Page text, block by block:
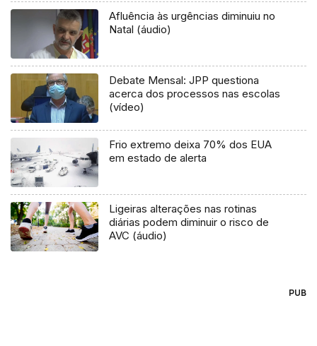
Afluência às urgências diminuiu no
Natal (áudio)
Debate Mensal: JPP questiona
acerca dos processos nas escolas
(vídeo)
Frio extremo deixa 70% dos EUA
em estado de alerta
Ligeiras alterações nas rotinas
diárias podem diminuir o risco de
AVC (áudio)
PUB